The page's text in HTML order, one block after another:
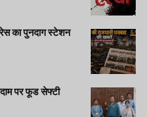
का पुनदाग स्टेशन
पर फूड सेफ्टी